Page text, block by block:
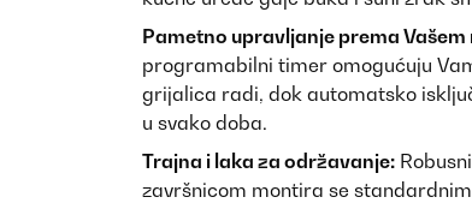
Pametno upravljanje prema
programabilni timer omogućuju
grijalica radi, dok automatsko
u svako doba.
Trajna i laka za održavanje:
završnicom montira se